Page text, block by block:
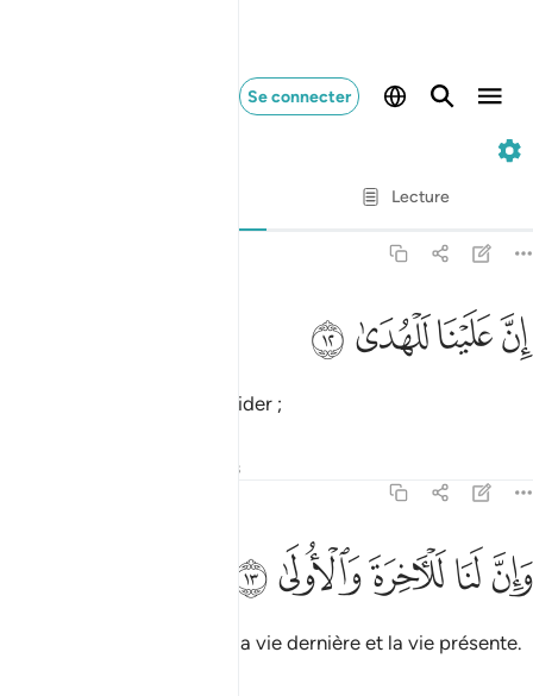
Se connecter
Lecture
: Muhammad Hamidullah
ان علينا للهدى ١٢
إِنَّ عَلَيْنَا لَلْهُدَىٰ ١٢
ﱋﱌﱍﱎ
C’est à Nous, certes, de guider ;
Réflexions
وان لنا للاخرة والاولى ١٣
وَإِنَّ لَنَا لَلْـَٔاخِرَةَ وَٱلْأُولَىٰ ١٣
ﱏﱐﱑﱒﱓ
à Nous appartient, certes, la vie dernière et la vie présente.